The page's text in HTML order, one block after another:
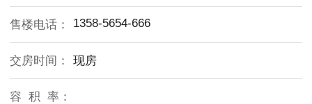
售楼电话： 1358-5654-666
交房时间： 现房
容 积 率：